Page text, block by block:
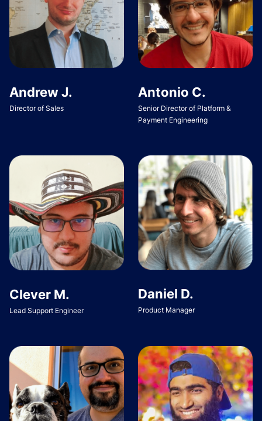
Andrew J.
Director of Sales
Antonio C.
Senior Director of Platform &
Payment Engineering
Clever M.
Lead Support Engineer
Daniel D.
Product Manager